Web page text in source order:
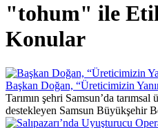
"tohum" ile
Konular
Başkan Doğan, “Üreticimizin
Tarımın şehri Samsun’da
destekleyen Samsun Büyükşehir